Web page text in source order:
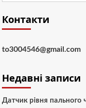
Контакти
to3004546@gmail.com
Недавні записи
Датчик рівня